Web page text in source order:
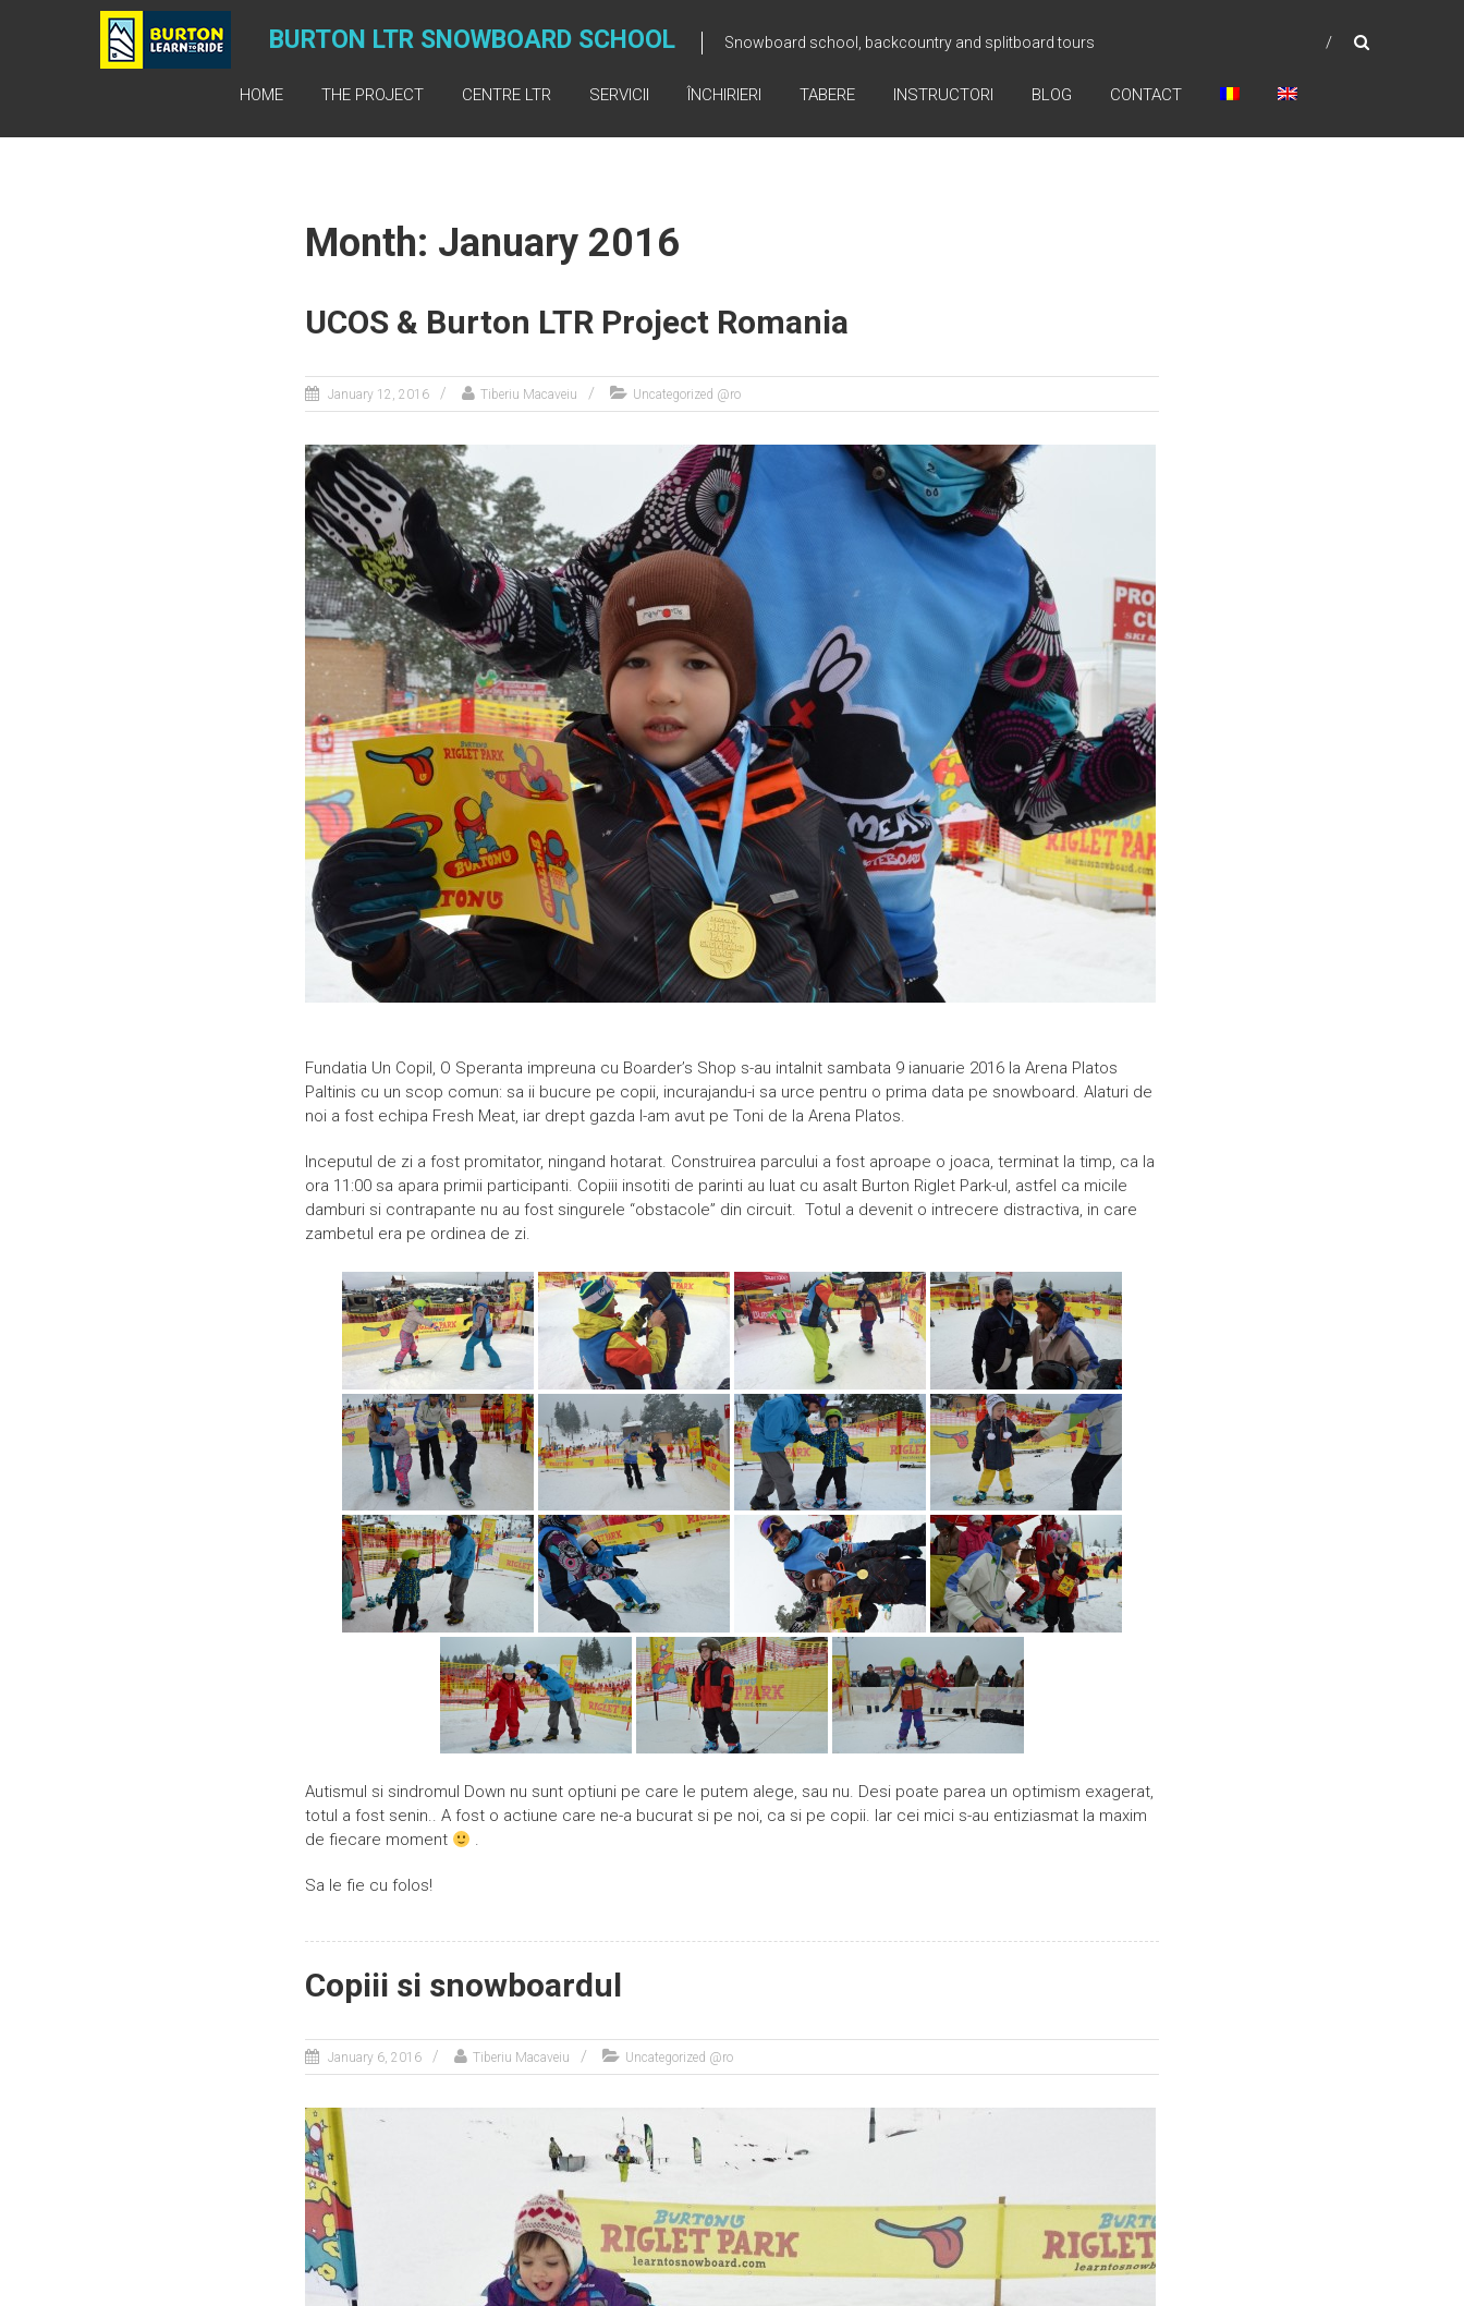
BURTON LTR SNOWBOARD SCHOOL Snowboard school, backcountry and splitboard tours
HOME THE PROJECT CENTRE LTR SERVICII ÎNCHIRIERI TABERE INSTRUCTORI BLOG CONTACT
Month: January 2016
UCOS & Burton LTR Project Romania
January 12, 2016 Tiberiu Macaveiu Uncategorized @ro
Fundatia Un Copil, O Speranta impreuna cu Boarder’s Shop s-au intalnit sambata 9 ianuarie 2016 la Arena Platos
Paltinis cu un scop comun: sa ii bucure pe copii, incurajandu-i sa urce pentru o prima data pe snowboard. Alaturi de
noi a fost echipa Fresh Meat, iar drept gazda l-am avut pe Toni de la Arena Platos.
Inceputul de zi a fost promitator, ningand hotarat. Construirea parcului a fost aproape o joaca, terminat la timp, ca la
ora 11:00 sa apara primii participanti. Copiii insotiti de parinti au luat cu asalt Burton Riglet Park-ul, astfel ca micile
damburi si contrapante nu au fost singurele “obstacole” din circuit. Totul a devenit o intrecere distractiva, in care
zambetul era pe ordinea de zi.
Autismul si sindromul Down nu sunt optiuni pe care le putem alege, sau nu. Desi poate parea un optimism exagerat,
totul a fost senin.. A fost o actiune care ne-a bucurat si pe noi, ca si pe copii. Iar cei mici s-au entiziasmat la maxim
de fiecare moment
.
Sa le fie cu folos!
Copiii si snowboardul
January 6, 2016 Tiberiu Macaveiu Uncategorized @ro